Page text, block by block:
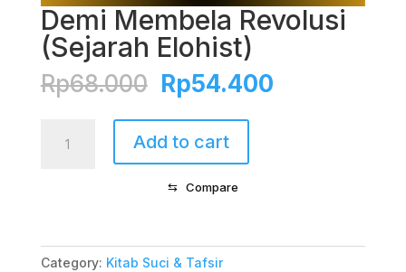
Demi Membela Revolusi
(Sejarah Elohist)
Rp68.000 Original
price
was:
Rp68.000.
Rp54.400Current
Membela
Add to cart
⇆ Compare
Category: Kitab Suci & Tafsir